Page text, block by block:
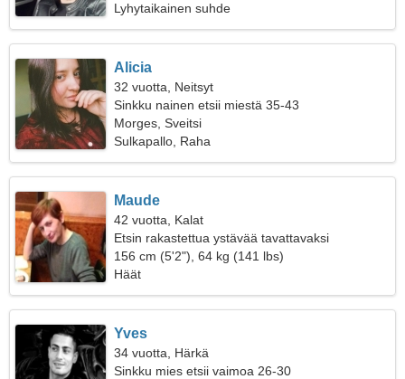
Lyhytaikainen suhde
Alicia
32 vuotta, Neitsyt
Sinkku nainen etsii miestä 35-43
Morges, Sveitsi
Sulkapallo, Raha
Maude
42 vuotta, Kalat
Etsin rakastettua ystävää tavattavaksi
156 cm (5'2"), 64 kg (141 lbs)
Häät
Yves
34 vuotta, Härkä
Sinkku mies etsii vaimoa 26-30